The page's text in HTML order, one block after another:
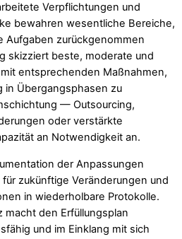
Verpflichtungen und
bewahren wesentliche Bereiche,
zurückgenommen
skizziert beste, moderate und
entsprechenden Maßnahmen,
in Übergangsphasen zu
— Outsourcing,
oder verstärkte
an Notwendigkeit an.
der Anpassungen
zukünftige Veränderungen und
in wiederholbare Protokolle.
den Erfüllungsplan
und im Einklang mit sich